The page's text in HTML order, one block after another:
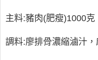
主料:豬肉(肥瘦)1000克
調料:廖排骨濃縮滷汁